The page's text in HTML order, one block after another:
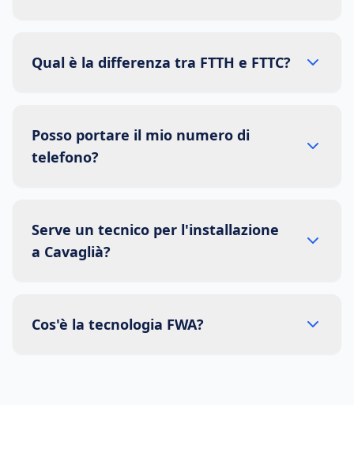
Qual è la differenza tra FTTH e FTTC?
Posso portare il mio numero di
telefono?
Serve un tecnico per l'installazione
a Cavaglià?
Cos'è la tecnologia FWA?